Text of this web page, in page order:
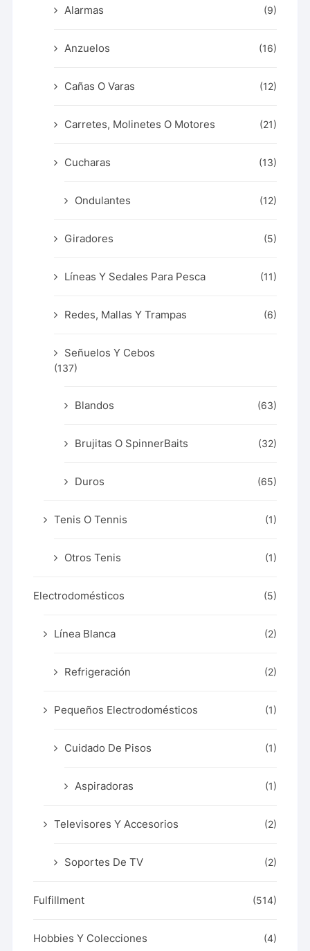
Alarmas (9)
Anzuelos (16)
Cañas O Varas (12)
Carretes, Molinetes O Motores (21)
Cucharas (13)
Ondulantes (12)
Giradores (5)
Líneas Y Sedales Para Pesca (11)
Redes, Mallas Y Trampas (6)
Señuelos Y Cebos
(137)
Blandos (63)
Brujitas O SpinnerBaits (32)
Duros (65)
Tenis O Tennis (1)
Otros Tenis (1)
Electrodomésticos (5)
Línea Blanca (2)
Refrigeración (2)
Pequeños Electrodomésticos (1)
Cuidado De Pisos (1)
Aspiradoras (1)
Televisores Y Accesorios (2)
Soportes De TV (2)
Fulfillment (514)
Hobbies Y Colecciones (4)